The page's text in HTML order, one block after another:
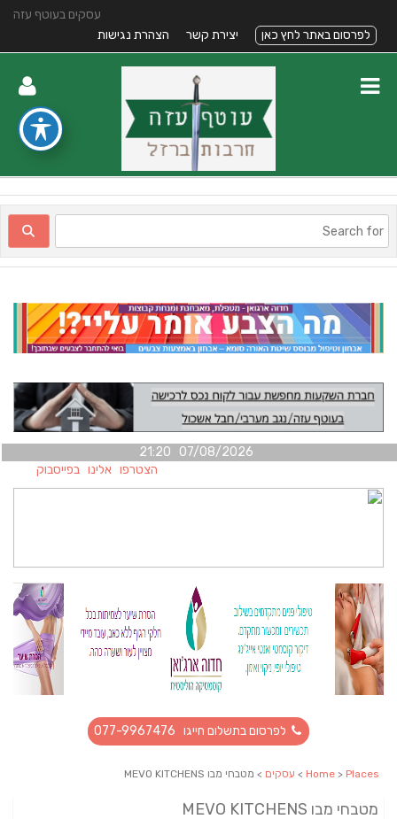
עסקים בעוטף עזה
לפרסום באתר לחץ כאן
יצירת קשר הצהרת נגישות
07/08/2026 21:20
הצטרפו אלינו בפייסבוק
לפרסום בתשלום חייגו 077-9967476
Home > Places
> עסקים > מטבחי מבו MEVO KITCHENS
מטבחי מבו MEVO KITCHENS